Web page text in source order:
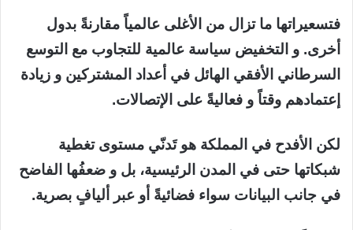
فتسعيراتها ما تزال من الأغلى عالمياً مقارنةً بدول
أخرى. و التخفيض سياسة عالمية للتجاوب مع التوسع
السرطاني الأفقي الهائل في أعداد المشتركين و زيادة
إعتمادهم وقتاً و فعاليةً على الإتصالات.
لكن الأفدح في المملكة هو تَدنّي مستوى تغطية
شبكاتها حتى في المدن الرئيسية، بل و ضعفُها الفاضح
في جانب البيانات سواء فضائيةً أو عبر أليافٍ بصرية.